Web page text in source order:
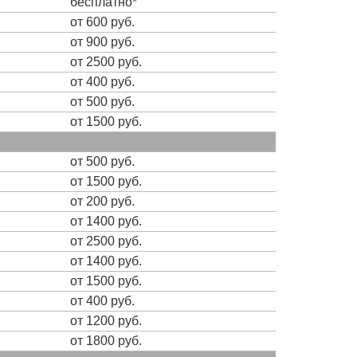
от 600 руб.
от 900 руб.
от 2500 руб.
от 400 руб.
от 500 руб.
от 1500 руб.
от 500 руб.
от 1500 руб.
от 200 руб.
от 1400 руб.
от 2500 руб.
от 1400 руб.
от 1500 руб.
от 400 руб.
от 1200 руб.
от 1800 руб.